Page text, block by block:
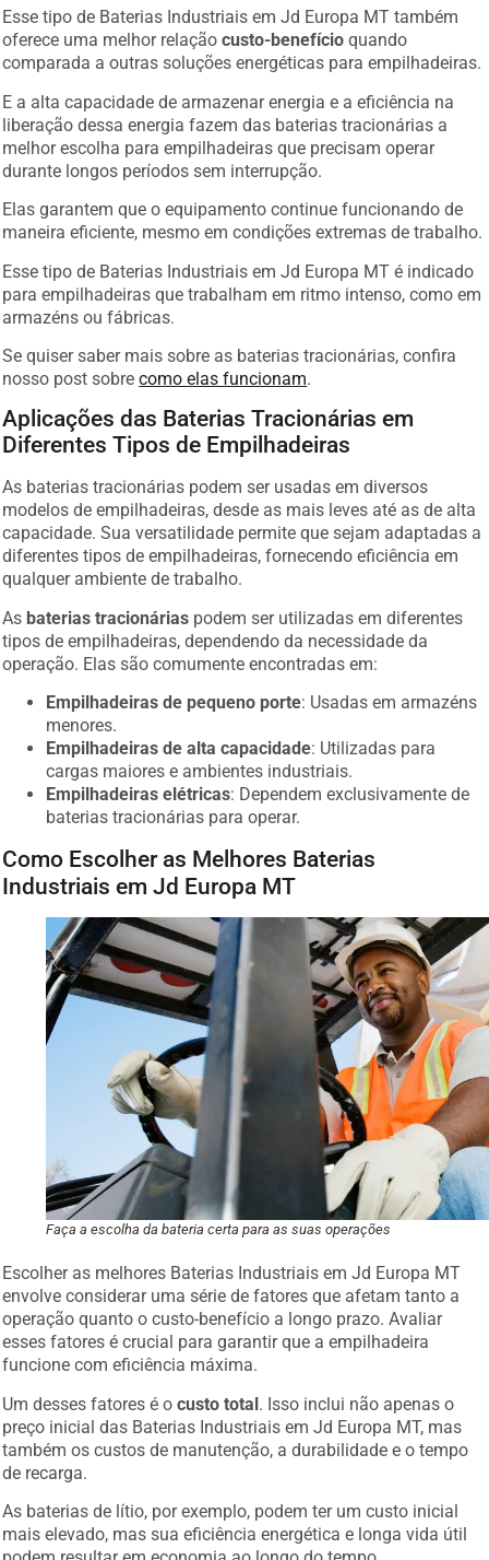
Esse tipo de Baterias Industriais em Jd Europa MT também
oferece uma melhor relaçãocusto-benefício quando
comparada a outras soluções energéticas para empilhadeiras.
E a alta capacidade de armazenar energia e a eficiência na
liberação dessa energia fazem das baterias tracionárias a
melhor escolha para empilhadeiras que precisam operar
durante longos períodos sem interrupção.
Elas garantem que o equipamento continue funcionando de
maneira eficiente, mesmo em condições extremas de trabalho.
Esse tipo de Baterias Industriais em Jd Europa MT é indicado
para empilhadeiras que trabalham em ritmo intenso, como em
armazéns ou fábricas.
Se quiser saber mais sobre as baterias tracionárias, confira
nosso post sobrecomo elas funcionam
Aplicações das Baterias Tracionárias em
Diferentes Tipos de Empilhadeiras
As baterias tracionárias podem ser usadas em diversos
modelos de empilhadeiras, desde as mais leves até as de alta
capacidade. Sua versatilidade permite que sejam adaptadas a
diferentes tipos de empilhadeiras, fornecendo eficiência em
qualquer ambiente de trabalho.
As baterias tracionárias podem ser utilizadas em diferentes
tipos de empilhadeiras, dependendo da necessidade da
operação. Elas são comumente encontradas em:
Empilhadeiras de pequeno porte: Usadas em armazéns
menores.
Empilhadeiras de alta capacidade: Utilizadas para
cargas maiores e ambientes industriais.
Empilhadeiras elétricas: Dependem exclusivamente de
baterias tracionárias para operar.
Como Escolher as Melhores Baterias
Industriais em Jd Europa MT
Faça a escolha da bateria certa para as suas operações
Escolher as melhores Baterias Industriais em Jd Europa MT
envolve considerar uma série de fatores que afetam tanto a
operação quanto o custo-benefício a longo prazo. Avaliar
esses fatores é crucial para garantir que a empilhadeira
funcione com eficiência máxima.
Um desses fatores é ocusto total . Isso inclui não apenas o
preço inicial das Baterias Industriais em Jd Europa MT, mas
também os custos de manutenção, a durabilidade e o tempo
de recarga.
As baterias de lítio, por exemplo, podem ter um custo inicial
mais elevado, mas sua eficiência energética e longa vida útil
podem resultar em economia ao longo do tempo.